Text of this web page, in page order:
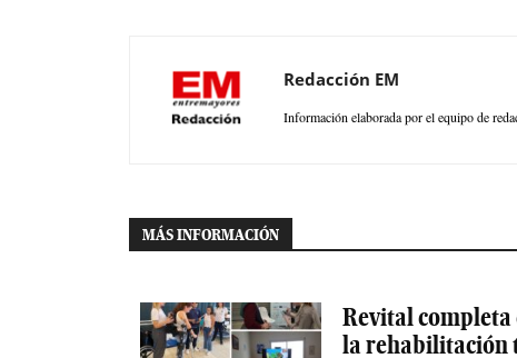
Redacción EM
Información elaborada por el equipo de
MÁS INFORMACIÓN
Revital completa
la rehabilitación